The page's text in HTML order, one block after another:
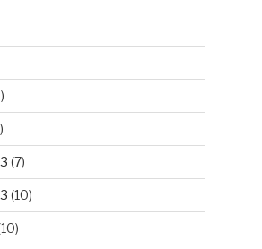
(7)
(10)